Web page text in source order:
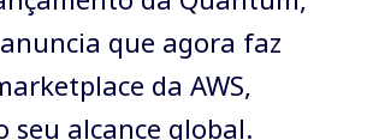
que agora faz
da AWS,
seu alcance global.